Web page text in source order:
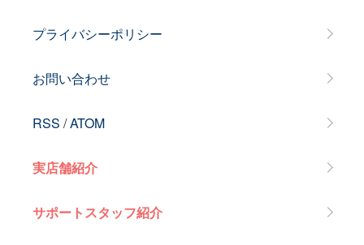
プライバシーポリシー
お問い合わせ
RSS /ATOM
実店舗紹介
サポートスタッフ紹介